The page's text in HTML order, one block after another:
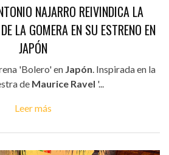
NAJARRO REIVINDICA LA
LA GOMERA EN SU ESTRENO EN
JAPÓN
'Bolero' en Japón. Inspirada en la
de Maurice Ravel '...
Leer más